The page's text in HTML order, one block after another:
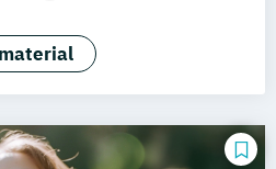
Science (EN)
(EN)